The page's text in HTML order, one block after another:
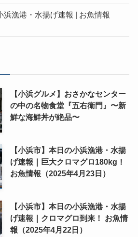
浜漁港・水揚げ速報 | お魚情報
【小浜グルメ】おさかなセンター
の中の名物食堂『五右衛門』〜新
鮮な海鮮丼が絶品〜
【小浜市】本日の小浜漁港・水揚
げ速報｜巨大クロマグロ180kg！
お魚情報（2025年4月23日）
【小浜市】本日の小浜漁港・水揚
げ速報｜クロマグロ到来！ お魚情
報（2025年4月22日）